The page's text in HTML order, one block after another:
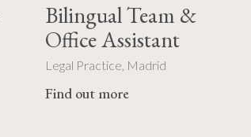
Bilingual Team &
Office Assistant
Legal Practice, Madrid
Find out more